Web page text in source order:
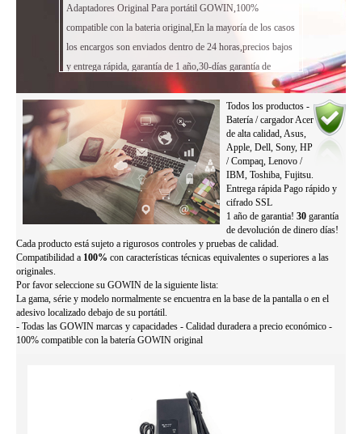
Adaptadores Original Para portátil GOWIN,100%
compatible con la bateria original,En la mayoría de los casos
los encargos son enviados dentro de 24 horas,precios bajos
y entrega rápida, garantía de 1 año,30-días garantía de
Todos los productos -
Batería / cargador Acer
de alta calidad, Asus,
Apple, Dell, Sony, HP
/ Compaq, Lenovo /
IBM, Toshiba, Fujitsu.
Entrega rápida Pago rápido y
cifrado SSL
1 año de garantia! 30 garantía
de devolución de dinero días!
Cada producto está sujeto a rigurosos controles y pruebas de calidad.
Compatibilidad a 100% con características técnicas equivalentes o superiores a las
originales.
Por favor seleccione su GOWIN de la siguiente lista:
La gama, série y modelo normalmente se encuentra en la base de la pantalla o en el
adesivo localizado debajo de su portátil.
- Todas las GOWIN marcas y capacidades - Calidad duradera a precio económico -
100% compatible con la batería GOWIN original